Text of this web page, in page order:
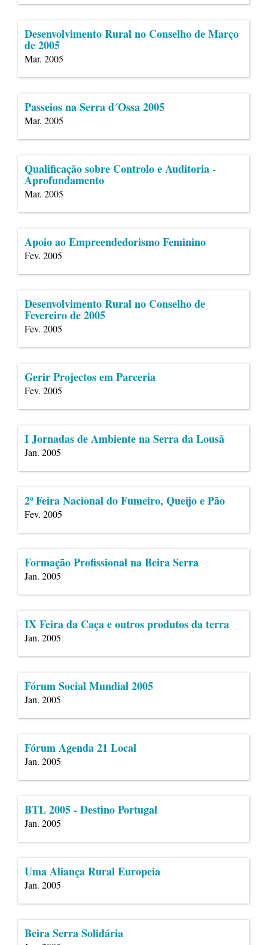
Desenvolvimento Rural no Conselho de Março
de 2005
Mar. 2005
Passeios na Serra d´Ossa 2005
Mar. 2005
Qualificação sobre Controlo e Auditoria -
Aprofundamento
Mar. 2005
Apoio ao Empreendedorismo Feminino
Fev. 2005
Desenvolvimento Rural no Conselho de
Fevereiro de 2005
Fev. 2005
Gerir Projectos em Parceria
Fev. 2005
I Jornadas de Ambiente na Serra da Lousã
Jan. 2005
2ª Feira Nacional do Fumeiro, Queijo e Pão
Fev. 2005
Formação Profissional na Beira Serra
Jan. 2005
IX Feira da Caça e outros produtos da terra
Jan. 2005
Fórum Social Mundial 2005
Jan. 2005
Fórum Agenda 21 Local
Jan. 2005
BTL 2005 - Destino Portugal
Jan. 2005
Uma Aliança Rural Europeia
Jan. 2005
Beira Serra Solidária